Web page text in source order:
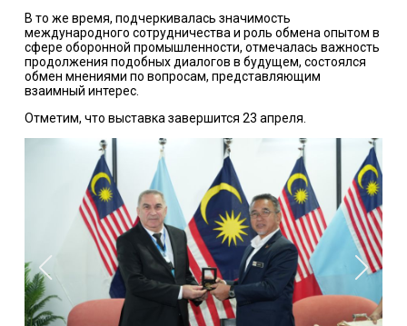
В то же время, подчеркивалась значимость
международного сотрудничества и роль обмена опытом в
сфере оборонной промышленности, отмечалась важность
продолжения подобных диалогов в будущем, состоялся
обмен мнениями по вопросам, представляющим
взаимный интерес.
Отметим, что выставка завершится 23 апреля.